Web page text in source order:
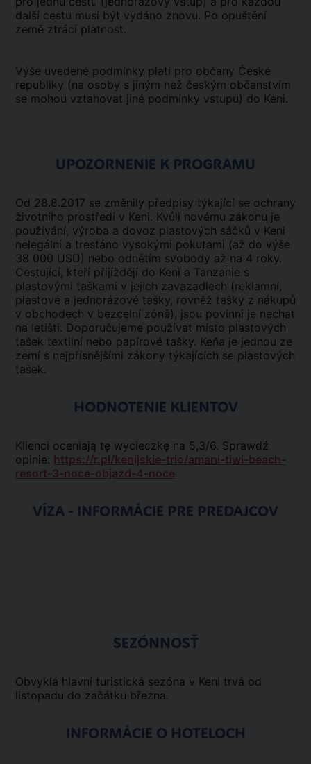
další cestu musí být vydáno znovu. Po opuštění
země ztrácí platnost.
Výše uvedené podmínky platí pro občany České
republiky (na osoby s jiným než českým občanstvím
se mohou vztahovat jiné podmínky vstupu) do Keni.
UPOZORNENIE K PROGRAMU
Od 28.8.2017 se změnily předpisy týkající se ochrany
životního prostředí v Keni. Kvůli novému zákonu je
používání, výroba a dovoz plastových sáčků v Keni
nelegální a trestáno vysokými pokutami (až do výše
38 000 USD) nebo odnětím svobody až na 4 roky.
Cestující, kteří přijíždějí do Keni a Tanzanie s
plastovými taškami v jejich zavazadlech (reklamní,
plastové a jednorázové tašky, rovněž tašky z nákupů
v obchodech v bezcelní zóně), jsou povinni je nechat
na letišti. Doporučujeme používat místo plastových
tašek textilní nebo papírové tašky. Keňa je jednou ze
zemí s nejpřísnějšími zákony týkajících se plastových
tašek.
HODNOTENIE KLIENTOV
Klienci oceniają tę wycieczkę na 5,3/6. Sprawdź
opinie: https://r.pl/kenijskie-trio/amani-tiwi-beach-
resort-3-noce-objazd-4-noce
VÍZA - INFORMÁCIE PRE PREDAJCOV
SEZÓNNOSŤ
Obvyklá hlavní turistická sezóna v Keni trvá od
listopadu do začátku března.
INFORMÁCIE O HOTELOCH